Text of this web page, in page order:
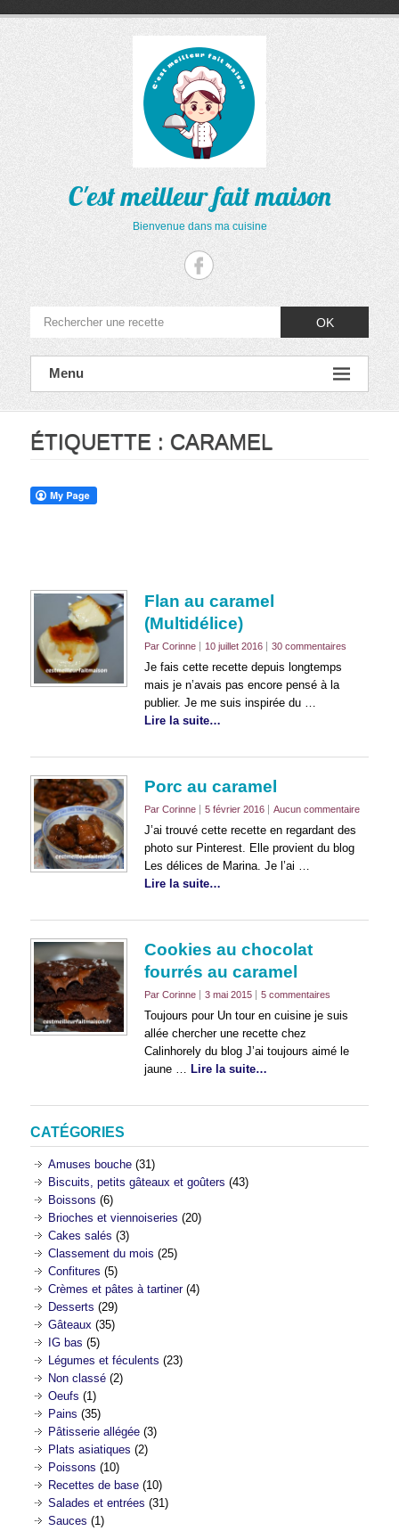
C'est meilleur fait maison
Bienvenue dans ma cuisine
OK
Menu
ÉTIQUETTE : CARAMEL
Flan au caramel
(Multidélice)
Par Corinne 10 juillet 2016 30 commentaires
Je fais cette recette depuis longtemps
mais je n’avais pas encore pensé à la
publier. Je me suis inspirée du …
Lire la suite…
Porc au caramel
Par Corinne 5 février 2016 Aucun commentaire
J’ai trouvé cette recette en regardant des
photo sur Pinterest. Elle provient du blog
Les délices de Marina. Je l’ai …
Lire la suite…
Cookies au chocolat
fourrés au caramel
Par Corinne 3 mai 2015 5 commentaires
Toujours pour Un tour en cuisine je suis
allée chercher une recette chez
Calinhorely du blog J’ai toujours aimé le
jaune … Lire la suite…
CATÉGORIES
Amuses bouche (31)
Biscuits, petits gâteaux et goûters (43)
Boissons (6)
Brioches et viennoiseries (20)
Cakes salés (3)
Classement du mois (25)
Confitures (5)
Crèmes et pâtes à tartiner(4)
Desserts (29)
Gâteaux (35)
IG bas (5)
Légumes et féculents (23)
Non classé (2)
Oeufs (1)
Pains (35)
Pâtisserie allégée (3)
Plats asiatiques (2)
Poissons (10)
Recettes de base (10)
Salades et entrées (31)
Sauces (1)